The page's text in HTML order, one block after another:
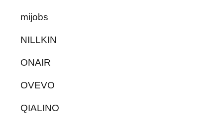
mijobs
NILLKIN
ONAIR
OVEVO
QIALINO